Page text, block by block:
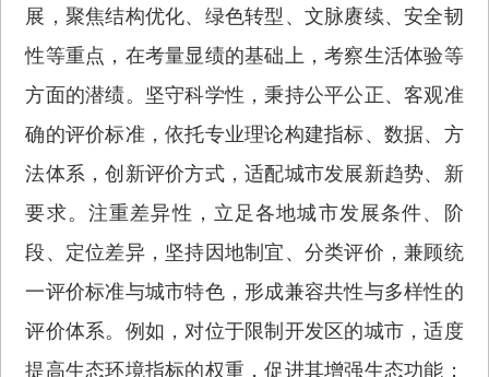
展，聚焦结构优化、绿色转型、文脉赓续、安全韧
性等重点，在考量显绩的基础上，考察生活体验等
方面的潜绩。坚守科学性，秉持公平公正、客观准
确的评价标准，依托专业理论构建指标、数据、方
法体系，创新评价方式，适配城市发展新趋势、新
要求。注重差异性，立足各地城市发展条件、阶
段、定位差异，坚持因地制宜、分类评价，兼顾统
一评价标准与城市特色，形成兼容共性与多样性的
评价体系。例如，对位于限制开发区的城市，适度
提高生态环境指标的权重，促进其增强生态功能；